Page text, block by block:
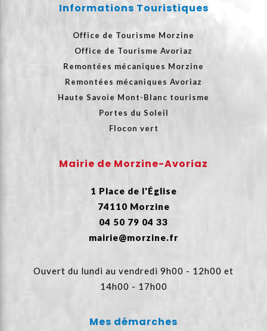
Informations Touristiques
Office de Tourisme Morzine
Office de Tourisme Avoriaz
Remontées mécaniques Morzine
Remontées mécaniques Avoriaz
Haute Savoie Mont-Blanc tourisme
Portes du Soleil
Flocon vert
Mairie de Morzine-Avoriaz
1 Place de l'Église
74110 Morzine
04 50 79 04 33
mairie@morzine.fr
Ouvert du lundi au vendredi 9h00 - 12h00 et
14h00 - 17h00
Mes démarches